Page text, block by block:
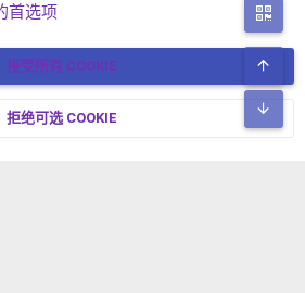
文 联系我们
2017-2026 XENFORO中文社区 版权所有 冀ICP备
首选项
接受所有 COOKIE
拒绝可选 COOKIE